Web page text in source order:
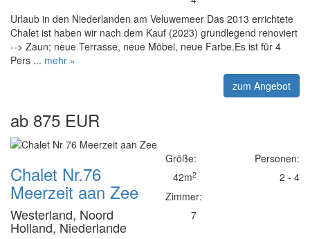
Urlaub in den Niederlanden am Veluwemeer Das 2013 errichtete
Chalet ist haben wir nach dem Kauf (2023) grundlegend renoviert
--> Zaun; neue Terrasse, neue Möbel, neue Farbe.Es ist für 4
Pers ... mehr »
zum Angebot
ab 875 EUR
Chalet Nr.76
Meerzeit aan Zee
Westerland, Noord
Holland, Niederlande
Größe:
42m2
Zimmer:
7
Personen:
2 - 4